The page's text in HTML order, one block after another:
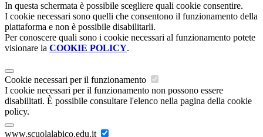
In questa schermata è possibile scegliere quali cookie consentire.
I cookie necessari sono quelli che consentono il funzionamento della
piattaforma e non è possibile disabilitarli.
Per conoscere quali sono i cookie necessari al funzionamento potete
visionare la COOKIE POLICY.
Cookie necessari per il funzionamento
I cookie necessari per il funzionamento non possono essere
disabilitati. È possibile consultare l'elenco nella pagina della cookie
policy.
www.scuolalabico.edu.it